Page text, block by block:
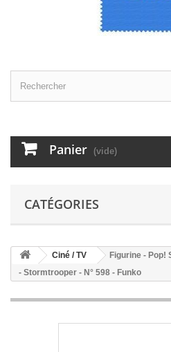
Panier (vide)
CATÉGORIES
Ciné / TV
Figurine - Pop!
- Stormtrooper - N° 598 - Funko